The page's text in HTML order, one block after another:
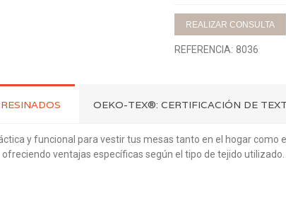
REALIZAR CONSULTA
REFERENCIA: 8036
OEKO-TEX®: CERTIFICACIÓN DE
y funcional para vestir tus mesas tanto en el hogar
ventajas específicas según el tipo de tejido utilizado.